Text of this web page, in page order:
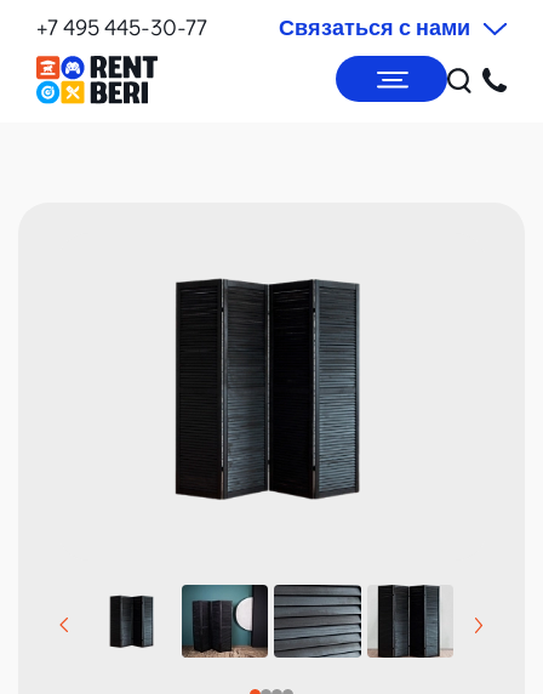
+7 495 445-30-77 Связаться с нами